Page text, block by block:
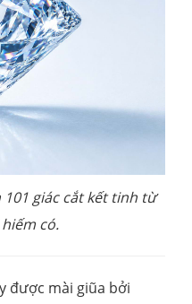
giác cắt kết tinh từ
có.
được mài giũa bởi